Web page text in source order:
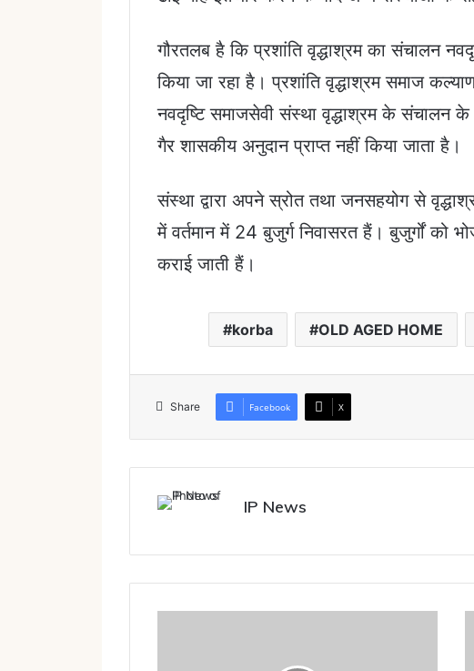
गौरतलब है कि प्रशांति वृद्धाश्रम का संचालन
किया जा रहा है। प्रशांति वृद्धाश्रम समाज
नवदृष्टि समाजसेवी संस्था वृद्धाश्रम के संचालन
गैर शासकीय अनुदान प्राप्त नहीं किया जाता है।
संस्था द्वारा अपने स्रोत तथा जनसहयोग से
में वर्तमान में 24 बुजुर्ग निवासरत हैं। बुजुर्गों को
कराई जाती हैं।
korba OLD AGED HOME
Share Facebook X
IP News